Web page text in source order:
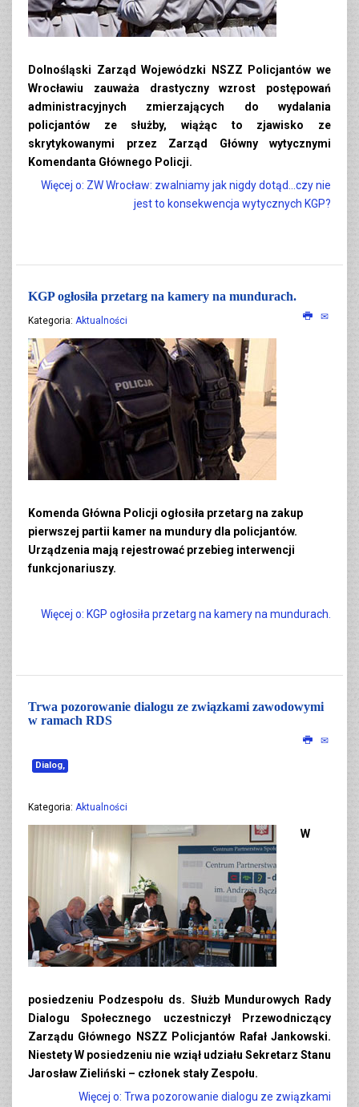
Dolnośląski Zarząd Wojewódzki NSZZ Policjantów we
Wrocławiu zauważa drastyczny wzrost postępowań
administracyjnych zmierzających do wydalania
policjantów ze służby, wiążąc to zjawisko ze
skrytykowanymi przez Zarząd Główny wytycznymi
Komendanta Głównego Policji.
Więcej o: ZW Wrocław: zwalniamy jak nigdy dotąd...czy nie
jest to konsekwencja wytycznych KGP?
KGP ogłosiła przetarg na kamery na mundurach.
Kategoria: Aktualności
Komenda Główna Policji ogłosiła przetarg na zakup
pierwszej partii kamer na mundury dla policjantów.
Urządzenia mają rejestrować przebieg interwencji
funkcjonariuszy.
Więcej o: KGP ogłosiła przetarg na kamery na mundurach.
Trwa pozorowanie dialogu ze związkami zawodowymi
w ramach RDS
Dialog,
Kategoria: Aktualności
W
posiedzeniu Podzespołu ds. Służb Mundurowych Rady
Dialogu Społecznego uczestniczył Przewodniczący
Zarządu Głównego NSZZ Policjantów Rafał Jankowski.
Niestety W posiedzeniu nie wziął udziału Sekretarz Stanu
Jarosław Zieliński – członek stały Zespołu.
Więcej o: Trwa pozorowanie dialogu ze związkami